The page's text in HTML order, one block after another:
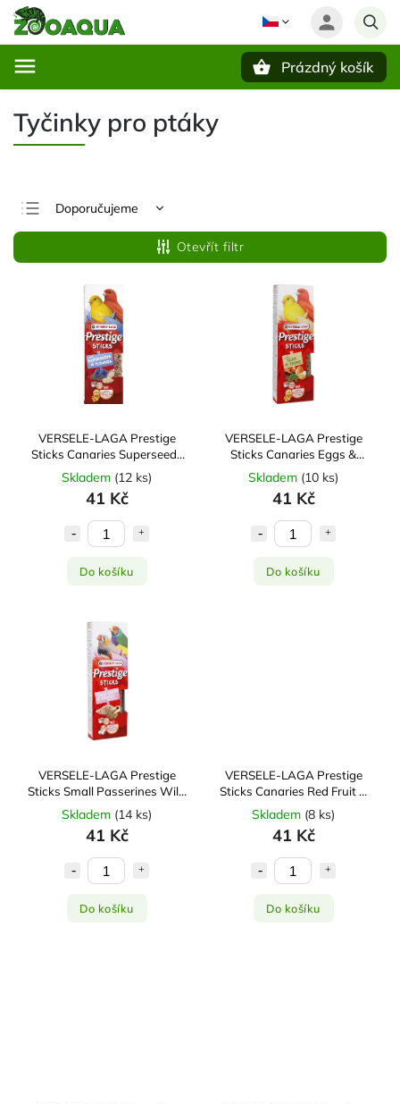
Prázdný košík
Tyčinky pro ptáky
Doporučujeme
Nejlevnější
Nejdražší
Nejprodávanější
Abecedně
Otevřít filtr
VERSELE-LAGA Prestige
Sticks Canaries Superseeds
& Flowers 2x30g
Skladem (12 ks)
41 Kč
Do košíku
VERSELE-LAGA Prestige
Sticks Canaries Eggs &
Thyme 2x30g
Skladem (10 ks)
41 Kč
Do košíku
VERSELE-LAGA Prestige
Sticks Small Passerines Wild
Seed & Aniseed 2x30g
Skladem (14 ks)
41 Kč
Do košíku
VERSELE-LAGA Prestige
Sticks Canaries Red Fruit &
Mint 2x30g
Skladem (8 ks)
41 Kč
Do košíku